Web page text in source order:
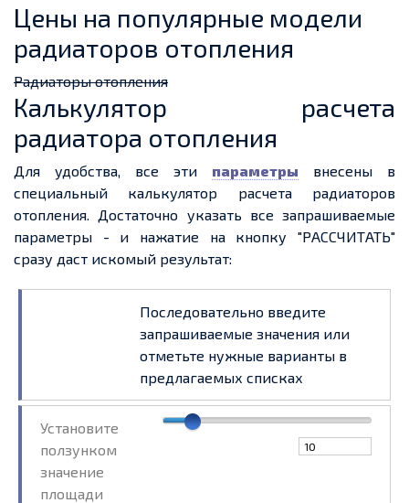
Цены на популярные модели
радиаторов отопления
Радиаторы отопления
Калькулятор расчета
радиатора отопления
Для удобства, все эти параметры внесены в
специальный калькулятор расчета радиаторов
отопления. Достаточно указать все запрашиваемые
параметры - и нажатие на кнопку "РАССЧИТАТЬ"
сразу даст искомый результат:
Последовательно введите
запрашиваемые значения или
отметьте нужные варианты в
предлагаемых списках
Установите
ползунком
значение
площади